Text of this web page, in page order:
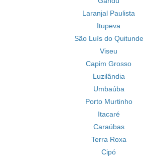
Laranjal Paulista
Itupeva
São Luís do Quitunde
Viseu
Capim Grosso
Luzilândia
Umbaúba
Porto Murtinho
Itacaré
Caraúbas
Terra Roxa
Cipó